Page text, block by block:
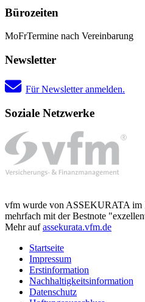
Bürozeiten
MoFrTermine nach Vereinbarung
Newsletter
Für Newsletter anmelden.
Soziale Netzwerke
vfm wurde von ASSEKURATA im
mehrfach mit der Bestnote
Mehr aufassekurata.vfm.de
Startseite
Impressum
Erstinformation
Nachhaltigkeitsinformation
Datenschutz